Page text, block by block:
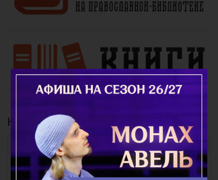
Найти молитвы
Молитвы повседневные
Молитвы для приготовления себя ко Святому
Причащению